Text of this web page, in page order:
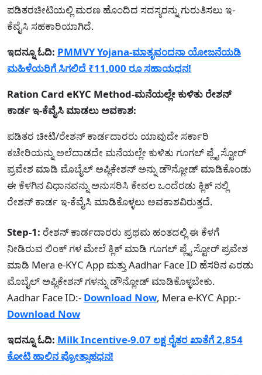
ಪಡಿತರಚೀಟಿಯಲ್ಲಿ ಮರಣ ಹೊಂದಿದ ಸದಸ್ಯರನ್ನು ಗುರುತಿಸಲು ಇ-
ಕೆವೈಸಿ ಸಹಕಾರಿಯಾಗಿದೆ.
ಇದನ್ನೂ ಓದಿ: PMMVY Yojana-ಮಾತೃವಂದನಾ ಯೋಜನೆಯಡಿ
ಮಹಿಳೆಯರಿಗೆ ಸಿಗಲಿದೆ ₹11,000 ರೂ ಸಹಾಯಧನ!
Ration Card eKYC Method-ಮನೆಯಲ್ಲೇ ಕುಳಿತು ರೇಶನ್
ಕಾರ್ಡ ಇ-ಕೆವೈಸಿ ಮಾಡಲು ಅವಕಾಶ:
ಪಡಿತರ ಚೀಟಿ/ರೇಶನ್ ಕಾರ್ಡದಾರರು ಯಾವುದೇ ಸರ್ಕಾರಿ
ಕಚೇರಿಯನ್ನು ಅಲೆದಾಡದೇ ಮನೆಯಲ್ಲೇ ಕುಳಿತು ಗೂಗಲ್ ಪ್ಲೈ ಸ್ಟೋರ್
ಪ್ರವೇಶ ಮಾಡಿ ಮೊಬೈಲ್ ಅಪ್ಲಿಕೇಶನ್ ಅನ್ನು ಡೌನ್ಲೋಡ್ ಮಾಡಿಕೊಂಡು
ಈ ಕೆಳಗಿನ ವಿಧಾನವನ್ನು ಅನುಸರಿಸಿ ಕೇವಲ ಒಂದೆರಡು ಕ್ಲಿಕ್ ನಲ್ಲಿ
ರೇಶನ್ ಕಾರ್ಡ ಇ-ಕೆವೈಸಿ ಮಾಡಿಕೊಳ್ಳಲು ಅವಕಾಶವಿರುತ್ತದೆ.
Step-1: ರೇಶನ್ ಕಾರ್ಡದಾರರು ಪ್ರಥಮ ಹಂತದಲ್ಲಿ ಈ ಕೆಳಗೆ
ನೀಡಿರುವ ಲಿಂಕ್ ಗಳ ಮೇಲೆ ಕ್ಲಿಕ್ ಮಾಡಿ ಗೂಗಲ್ ಪ್ಲೈ ಸ್ಟೋರ್ ಪ್ರವೇಶ
ಮಾಡಿ Mera e-KYC App ಮತ್ತು Aadhar Face ID ಹೆಸರಿನ ಎರಡು
ಮೊಬೈಲ್ ಅಪ್ಲಿಕೇಶನ್ ಗಳನ್ನು ಡೌನ್ಲೋಡ್ ಮಾಡಿಕೊಳ್ಳಬೇಕು.
Aadhar Face ID:- Download Now, Mera e-KYC App:-
Download Now
ಇದನ್ನೂ ಓದಿ: Milk Incentive-9.07 ಲಕ್ಷ ರೈತರ ಖಾತೆಗೆ 2,854
ಕೋಟಿ ಹಾಲಿನ ಪ್ರೋತ್ಸಾಹಧನ!